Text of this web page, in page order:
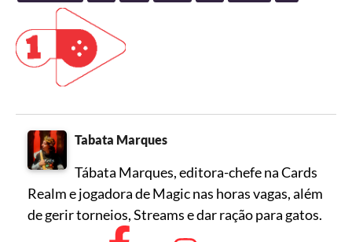
Tabata Marques
Tábata Marques, editora-chefe na Cards
Realm e jogadora de Magic nas horas vagas, além
de gerir torneios, Streams e dar ração para gatos.